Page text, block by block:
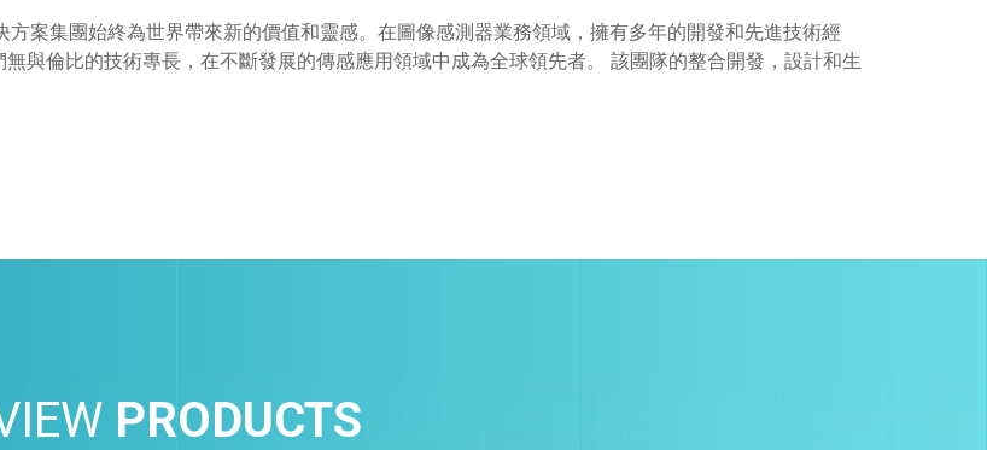
案集團始終為世界帶來新的價值和靈感。在圖像感測器業務領域，擁有多年的開發和先進技術經
與倫比的技術專長，在不斷發展的傳感應用領域中成為全球領先者。 該團隊的整合開發，設計和生
PRODUCTS